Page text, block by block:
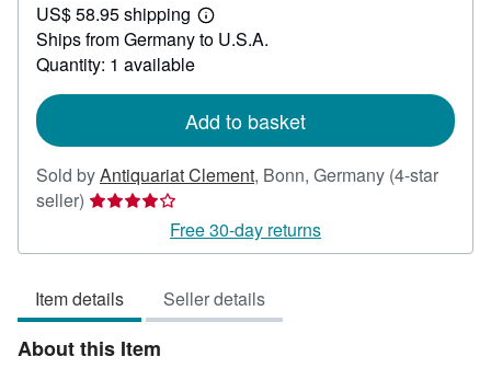
142.87
US$ 58.95 shipping
Learn
more
Ships from Germany to U.S.A.
Quantity: 1 available
Add to basket
Sold byAntiquariat Clement, Bonn, Germany (4-star
seller) Seller
4
of
5
stars
Free 30-day returns
Item details Seller details
About this Item